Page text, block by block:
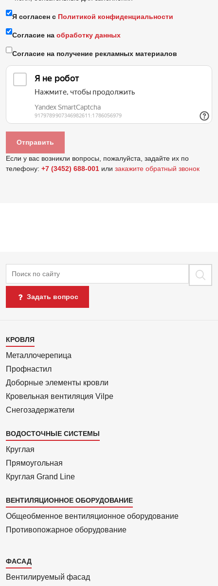
Я согласен с Политикой конфиденциальности
Согласие на обработку данных
Согласие на получение рекламных материалов
Если у вас возникли вопросы, пожалуйста, задайте их по
телефону: +7 (3452) 688-001 или закажите обратный звонок
Поиск
Задать вопрос
Каталог
1
КРОВЛЯ
Металлочерепица
Профнастил
Доборные элементы кровли
Кровельная вентиляция Vilpe
Снегозадержатели
ВОДОСТОЧНЫЕ СИСТЕМЫ
Круглая
Прямоуголь­ная
Круглая Grand Line
ВЕНТИЛЯЦИОННОЕ ОБОРУДОВАНИЕ
Общеобменное вентиляционное оборудование
Противопожарное оборудование
Каталог
2
ФАСАД
Вентилиру­емый фасад